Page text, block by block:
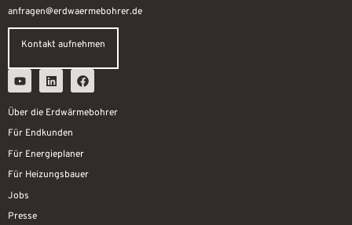
anfragen@erdwaermebohrer.de
Kontakt aufnehmen
Über die Erdwärmebohrer
Für Endkunden
Für Energieplaner
Für Heizungsbauer
Jobs
Presse